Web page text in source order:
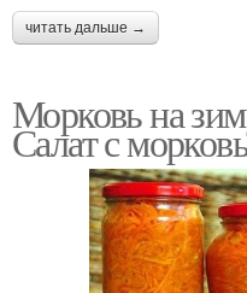
читать дальше →
Морковь на
Салат с